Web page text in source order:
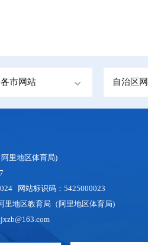
各市网站 自治区
里地区体育局)
网站标识码：5425000023
地区教育局（阿里地区体育局)